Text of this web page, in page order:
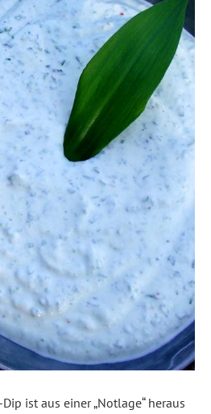
ist aus einer „Notlage“ heraus